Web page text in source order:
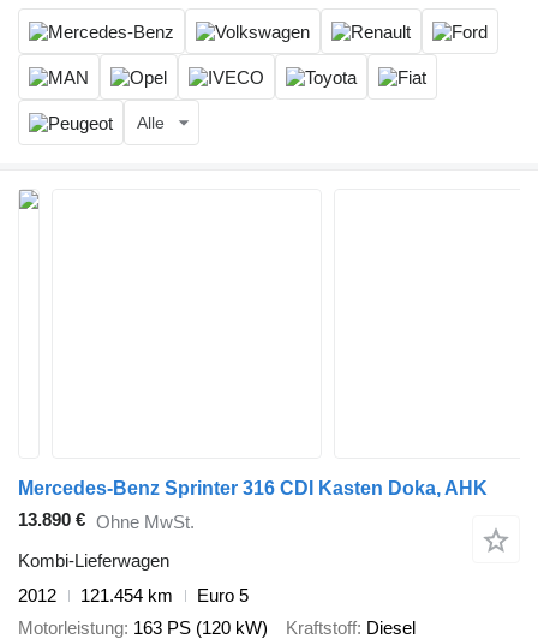
Alle
Mercedes-Benz Sprinter 316 CDI Kasten Doka, AHK
13.890 € Ohne MwSt.
Kombi-Lieferwagen
2012
121.454 km
Euro 5
Motorleistung 163 PS (120 kW) Kraftstoff Diesel